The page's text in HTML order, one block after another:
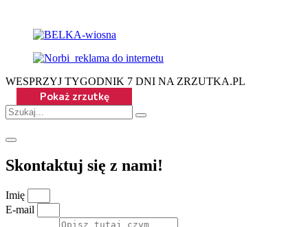
WESPRZYJ TYGODNIK 7 DNI NA ZRZUTKA.PL
Skontaktuj się z nami!
Imię
E-mail